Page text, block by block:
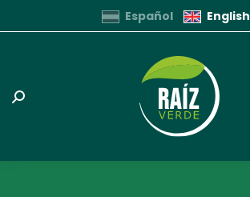
Español English
Buscar: